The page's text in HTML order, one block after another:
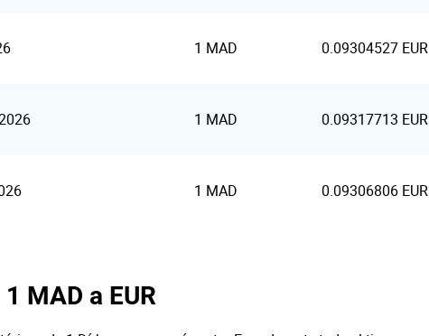
1 MAD 0.09304527 EUR
1 MAD 0.09317713 EUR
1 MAD 0.09306806 EUR
MAD a EUR